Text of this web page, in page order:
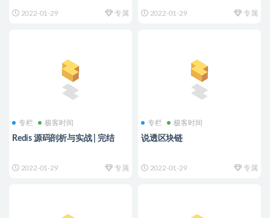
2022-01-29 专属 2022-01-29 专属
专栏 极客时间
Redis 源码剖析与实战 | 完结
2022-01-29 专属
专栏 极客时间
说透区块链
2022-01-29 专属